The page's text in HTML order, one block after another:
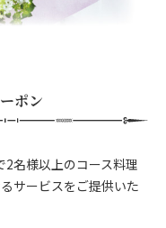
ポン
名様以上のコース料理
サービスをご提供いた